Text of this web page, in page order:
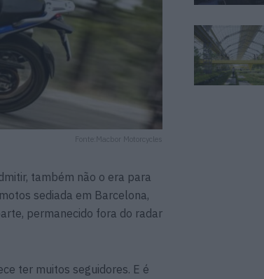
Fonte:Macbor Motorcycles
também não o era para
sediada em Barcelona,
permanecido fora do radar
ter muitos seguidores. E é